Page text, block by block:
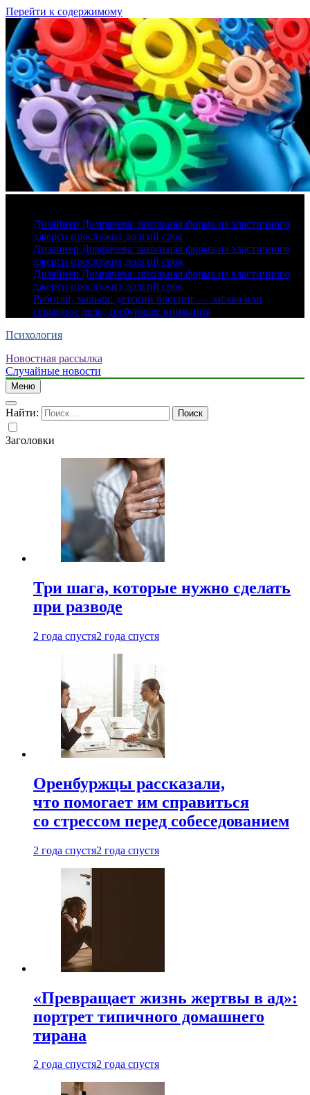
Перейти к содержимому
Дизайнер Домрачева: школьная форма из эластичного
джерси прослужит долгий срок
Дизайнер Домрачева: школьная форма из эластичного
джерси прослужит долгий срок
Дизайнер Домрачева: школьная форма из эластичного
джерси прослужит долгий срок
Работай, малыш: детский блогинг — забава или
серьезное дело, требующее внимания
Психология
Новостная рассылка
Случайные новости
Меню
Найти:
Заголовки
Три шага, которые нужно сделать
при разводе
2 года спустя2 года спустя
Оренбуржцы рассказали,
что помогает им справиться
со стрессом перед собеседованием
2 года спустя2 года спустя
«Превращает жизнь жертвы в ад»:
портрет типичного домашнего
тирана
2 года спустя2 года спустя